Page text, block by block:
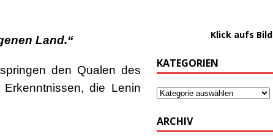
Land.“
den Qualen des
die Lenin
Klick aufs Bild
KATEGORIEN
ARCHIV